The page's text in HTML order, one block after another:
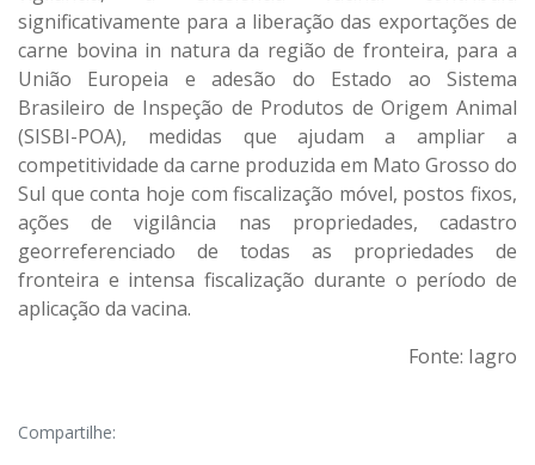
significativamente para a liberação das exportações de
carne bovina in natura da região de fronteira, para a
União Europeia e adesão do Estado ao Sistema
Brasileiro de Inspeção de Produtos de Origem Animal
(SISBI-POA), medidas que ajudam a ampliar a
competitividade da carne produzida em Mato Grosso do
Sul que conta hoje com fiscalização móvel, postos fixos,
ações de vigilância nas propriedades, cadastro
georreferenciado de todas as propriedades de
fronteira e intensa fiscalização durante o período de
aplicação da vacina.
Fonte: Iagro
Compartilhe: